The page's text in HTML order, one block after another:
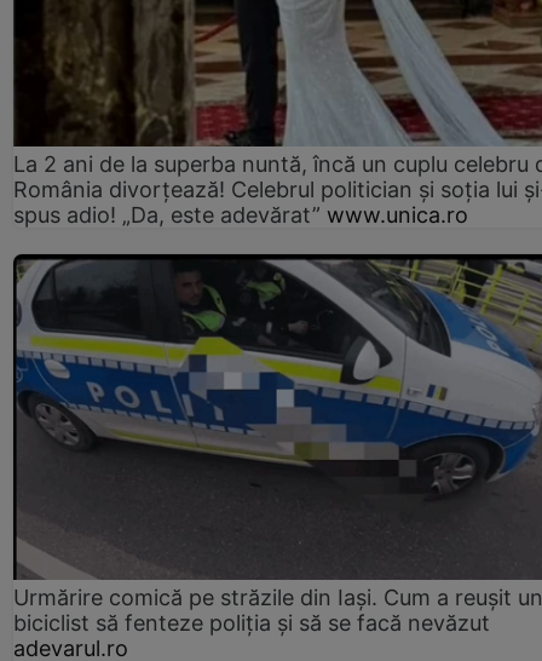
La 2 ani de la superba nuntă, încă un cuplu celebru
România divorțează! Celebrul politician și soția lui
spus adio! „Da, este adevărat” www.unica.ro
Urmărire comică pe străzile din Iași. Cum a reușit un
biciclist să fenteze poliția și să se facă nevăzut
adevarul.ro